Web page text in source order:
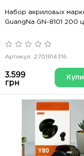
Набор акриловых
GuangNa GN-8101 200
Артикул: 2701814316
3.599
грн